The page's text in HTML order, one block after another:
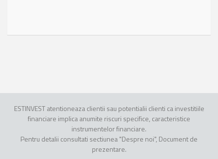
ESTINVEST atentioneaza clientii sau potentialii clienti ca investitiile
financiare implica anumite riscuri specifice, caracteristice
instrumentelor financiare.
Pentru detalii consultati sectiunea "Despre noi", Document de
prezentare.